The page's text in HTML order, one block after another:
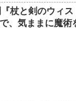
杖と剣のウィ
、気ままに魔